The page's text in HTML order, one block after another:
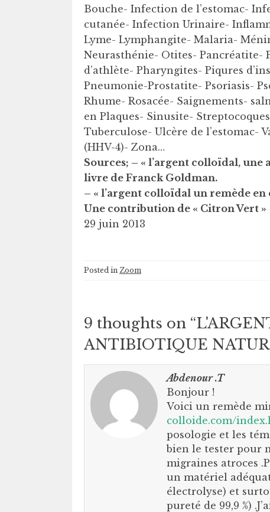
Bouche- Infection de l’estomac-
cutanée- Infection Urinaire-
Lyme- Lymphangite- Malaria-
Neurasthénie- Otites- Pancréatite-
d’athlète- Pharyngites- Piqures
Pneumonie-Prostatite- Psoriasis-
Rhume- Rosacée- Saignements-
en Plaques- Sinusite-
Tuberculose- Ulcère de l’estomac-
(HHV-4)- Zona…
Sources; – « l’argent colloïdal, une
livre de Franck Goldman.
– « l’argent colloïdal un remède en
Une contribution de « Citron Vert »
29 juin 2013
Posted in Zoom
9 thoughts on “
ANTIBIOTIQUE
Abdenour .T
Bonjour !
Voici un remède
colloide.com/
posologie et les
bien le tester pour
migraines atroces
un matériel
électrolyse) et
pureté de 99,9 %)